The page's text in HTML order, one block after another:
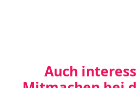
Auch